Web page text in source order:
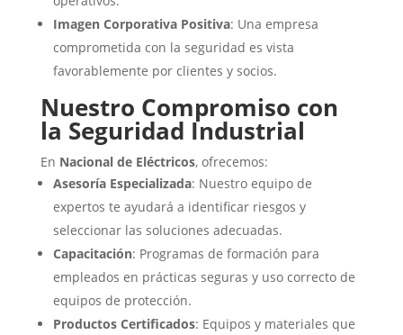
Imagen Corporativa Positiva: Una empresa
comprometida con la seguridad es vista
favorablemente por clientes y socios.
Nuestro Compromiso con
la Seguridad Industrial
En Nacional de Eléctricos, ofrecemos:
Asesoría Especializada: Nuestro equipo de
expertos te ayudará a identificar riesgos y
seleccionar las soluciones adecuadas.
Capacitación: Programas de formación para
empleados en prácticas seguras y uso correcto de
equipos de protección.
Productos Certificados: Equipos y materiales que